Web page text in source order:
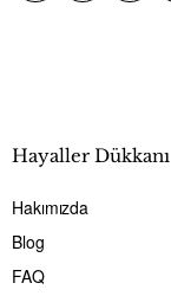
Hayaller Dükkanı
Hakımızda
Blog
FAQ